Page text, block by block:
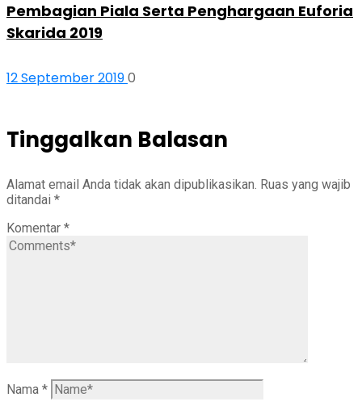
Pembagian Piala Serta Penghargaan Euforia
Skarida 2019
12 September 20190
Tinggalkan Balasan
Alamat email Anda tidak akan dipublikasikan. Ruas yang wajib
ditandai *
Komentar *
Nama *